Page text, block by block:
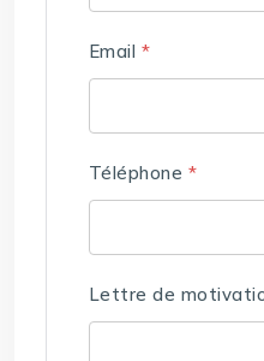
Email *
Téléphone *
Lettre de